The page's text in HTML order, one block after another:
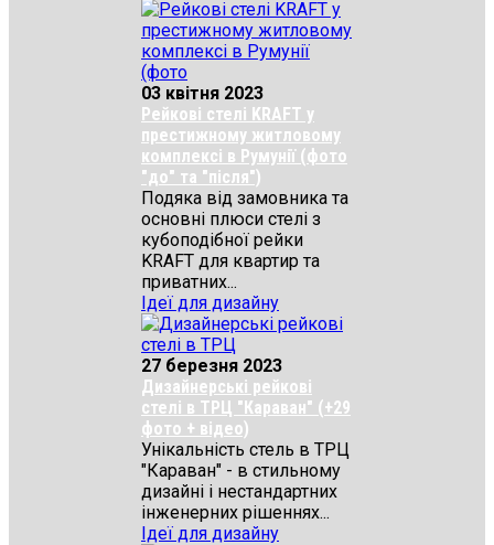
03 квітня 2023
Рейкові стелі KRAFT у
престижному житловому
комплексі в Румунії (фото
"до" та "після")
Подяка від замовника та
основні плюси стелі з
кубоподібної рейки
KRAFT для квартир та
приватних...
Ідеї для дизайну
27 березня 2023
Дизайнерські рейкові
стелі в ТРЦ "Караван" (+29
фото + відео)
Унікальність стель в ТРЦ
"Караван" - в стильному
дизайні і нестандартних
інженерних рішеннях...
Ідеї для дизайну